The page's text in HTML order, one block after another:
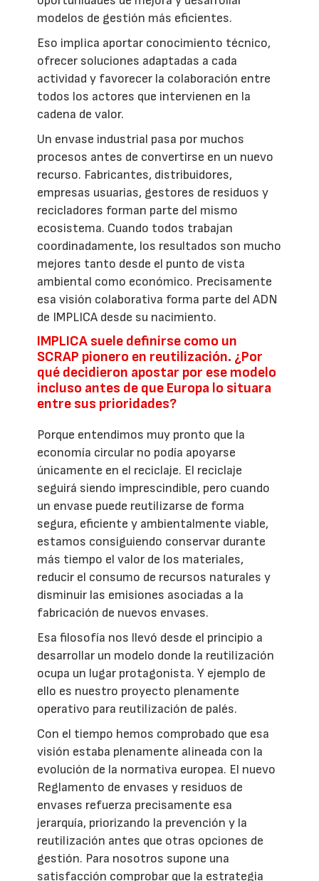
modelos de gestión más eficientes.
Eso implica aportar conocimiento técnico,
ofrecer soluciones adaptadas a cada
actividad y favorecer la colaboración entre
todos los actores que intervienen en la
cadena de valor.
Un envase industrial pasa por muchos
procesos antes de convertirse en un nuevo
recurso. Fabricantes, distribuidores,
empresas usuarias, gestores de residuos y
recicladores forman parte del mismo
ecosistema. Cuando todos trabajan
coordinadamente, los resultados son mucho
mejores tanto desde el punto de vista
ambiental como económico. Precisamente
esa visión colaborativa forma parte del ADN
de IMPLICA desde su nacimiento.
IMPLICA suele definirse como un
SCRAP pionero en reutilización. ¿Por
qué decidieron apostar por ese modelo
incluso antes de que Europa lo situara
entre sus prioridades?
Porque entendimos muy pronto que la
economía circular no podía apoyarse
únicamente en el reciclaje. El reciclaje
seguirá siendo imprescindible, pero cuando
un envase puede reutilizarse de forma
segura, eficiente y ambientalmente viable,
estamos consiguiendo conservar durante
más tiempo el valor de los materiales,
reducir el consumo de recursos naturales y
disminuir las emisiones asociadas a la
fabricación de nuevos envases.
Esa filosofía nos llevó desde el principio a
desarrollar un modelo donde la reutilización
ocupa un lugar protagonista. Y ejemplo de
ello es nuestro proyecto plenamente
operativo para reutilización de palés.
Con el tiempo hemos comprobado que esa
visión estaba plenamente alineada con la
evolución de la normativa europea. El nuevo
Reglamento de envases y residuos de
envases refuerza precisamente esa
jerarquía, priorizando la prevención y la
reutilización antes que otras opciones de
gestión. Para nosotros supone una
satisfacción comprobar que la estrategia